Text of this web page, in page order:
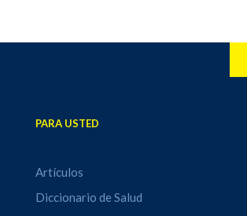
PARA USTED
Artículos
Diccionario de Salud